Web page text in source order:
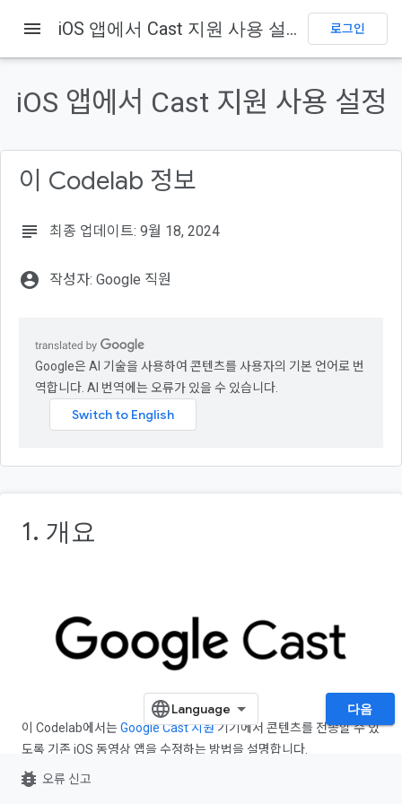
홈 제품 Cast Codelabs
1. 개요
Google Cast란 무엇인가요?
학습할 내용
필요한 항목
menu iOS 앱에서 Cast 지원 사용 설정 로그인
iOS 앱에서 Cast 지원 사용 설정
이 Codelab 정보
subject 최종 업데이트: 9월 18, 2024
account_circle 작성자: Google 직원
Google은 AI 기술을 사용하여 콘텐츠를 사용자의 기본 언어로 번
역합니다. AI 번역에는 오류가 있을 수 있습니다.
1. 개요
이 Codelab에서는Google Cast 지원기기에서 콘텐츠를 전송할 수 있
도록 기존 iOS 동영상 앱을 수정하는 방법을 설명합니다.
Google Cast란 무엇인가요?
다음
bug_report 오류 신고